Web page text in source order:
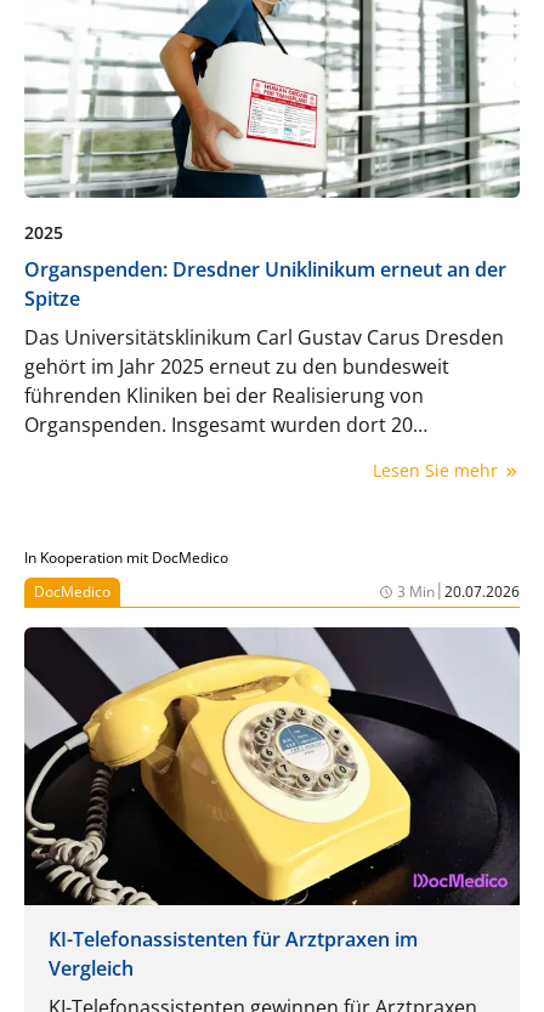
2025
Organspenden: Dresdner Uniklinikum erneut an der
Spitze
Das Universitätsklinikum Carl Gustav Carus Dresden
gehört im Jahr 2025 erneut zu den bundesweit
führenden Kliniken bei der Realisierung von
Organspenden. Insgesamt wurden dort 20
Organspende geführt – ein Wert, der das Haus erneut
Lesen Sie mehr
In Kooperation mit DocMedico
DocMedico
3 Min|20.07.2026
KI-Telefonassistenten für Arztpraxen im
Vergleich